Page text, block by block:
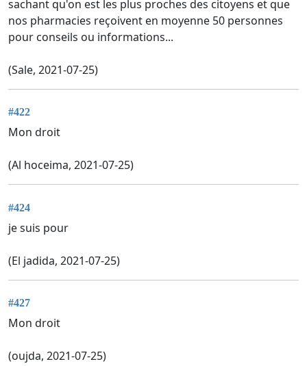
sachant qu'on est les plus proches des citoyens et que
nos pharmacies reçoivent en moyenne 50 personnes
pour conseils ou informations...
(Sale, 2021-07-25)
#422
Mon droit
(Al hoceima, 2021-07-25)
#424
je suis pour
(El jadida, 2021-07-25)
#427
Mon droit
(oujda, 2021-07-25)